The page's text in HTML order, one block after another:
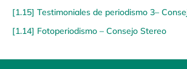
[1.15] Testimoniales de periodismo 3–
[1.14] Fotoperiodismo – Consejo Stereo